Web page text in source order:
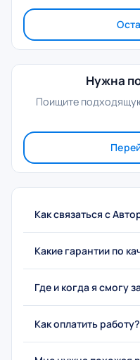
Нужна
Поищите
Как связаться с
Какие гарантии по
Где и когда я смогу
Как оплатить работу?